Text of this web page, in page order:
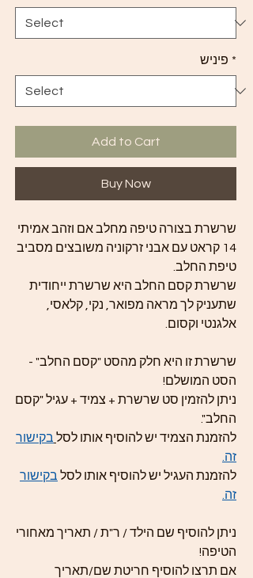
פיניש *
Add to Cart
Buy Now
שרשרת בצורה טיפה מחלב אם וזהב אמיתי
14 קראט עם אבני זרקוניה משובצים מסביב
טיפת החלב.
שרשרת קסם החלב היא שרשרת ייחודית
שתעניק לך מראה מפואר, נקי, קלאסי,
אלגנטי וקסום.
שרשרת זו היא חלק מהסט "קסם החלב" -
הסט המושלם!
ניתן להזמין סט שרשרת + צמיד + עגיל "קסם
החלב".
להזמנת הצמיד יש להוסיף אותו לסל בקישור
זה.
להזמנת העגיל יש להוסיף אותו לסל בקישור
זה.
ניתן להוסיף שם הילד / ר"ת / תאריך מאחורי
הטיפה!
אם תרצו להוסיף חריטת שם/תאריך